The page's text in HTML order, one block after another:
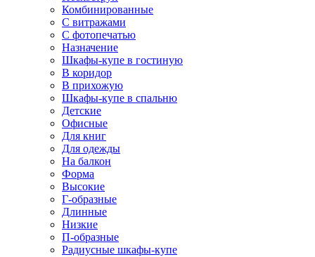
Комбинированные
С витражами
С фотопечатью
Назначение
Шкафы-купе в гостиную
В коридор
В прихожую
Шкафы-купе в спальню
Детские
Офисные
Для книг
Для одежды
На балкон
Форма
Высокие
Г-образные
Длинные
Низкие
П-образные
Радиусные шкафы-купе